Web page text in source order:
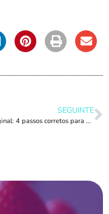
SEGUINTE
Anel vaginal: 4 passos corretos para garantir a sua eficácia